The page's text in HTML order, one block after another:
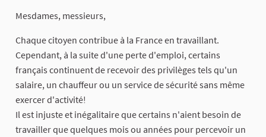
Mesdames, messieurs,
Chaque citoyen contribue à la France en travaillant.
Cependant, à la suite d'une perte d'emploi, certains
français continuent de recevoir des privilèges tels qu'un
salaire, un chauffeur ou un service de sécurité sans même
exercer d'activité!
Il est injuste et inégalitaire que certains n'aient besoin de
travailler que quelques mois ou années pour percevoir un